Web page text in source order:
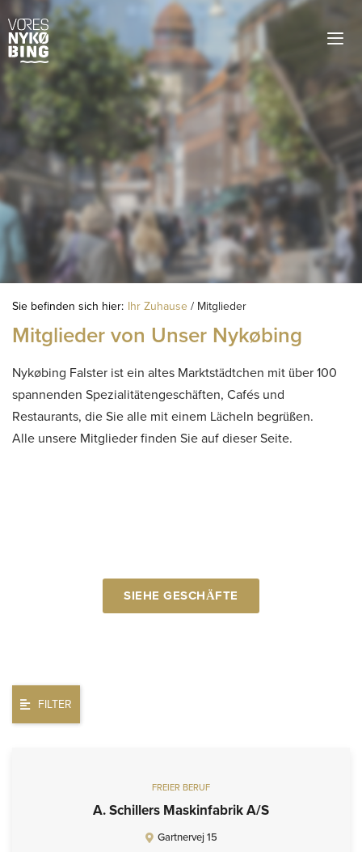
Sie befinden sich hier: Ihr Zuhause / Mitglieder
Mitglieder von Unser Nykøbing
Nykøbing Falster ist ein altes Marktstädtchen mit über 100
spannenden Spezialitätengeschäften, Cafés und
Restaurants, die Sie alle mit einem Lächeln begrüßen.
Alle unsere Mitglieder finden Sie auf dieser Seite.
SIEHE GESCHÄFTE
FILTER
FREIER BERUF
A. Schillers Maskinfabrik A/S
Gartnervej 15